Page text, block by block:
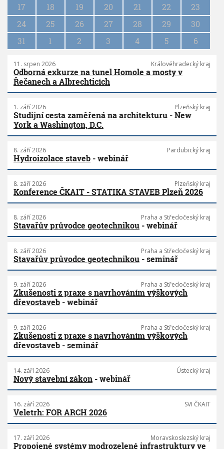
i
o
17
18 19 20 21 22
23
24
25 26 27 28 29
30
31
1 2 3 4 5 6
11. srpen 2026 Královéhradecký kraj
Odborná exkurze na tunel Homole a mosty v
Řečanech a Albrechticích
1. září 2026 Plzeňský kraj
Studijní cesta zaměřená na architekturu - New
York a Washington, D.C.
8. září 2026 Pardubický kraj
Hydroizolace staveb - webinář
8. září 2026 Plzeňský kraj
Konference ČKAIT - STATIKA STAVEB Plzeň 2026
8. září 2026 Praha a Středočeský kraj
Stavařův průvodce geotechnikou - webinář
8. září 2026 Praha a Středočeský kraj
Stavařův průvodce geotechnikou - seminář
9. září 2026 Praha a Středočeský kraj
Zkušenosti z praxe s navrhováním výškových
dřevostaveb - webinář
9. září 2026 Praha a Středočeský kraj
Zkušenosti z praxe s navrhováním výškových
dřevostaveb - seminář
14. září 2026 Ústecký kraj
Nový stavební zákon - webinář
16. září 2026 SVI ČKAIT
Veletrh: FOR ARCH 2026
17. září 2026 Moravskoslezský kraj
Propojené systémy modrozelené infrastruktury ve